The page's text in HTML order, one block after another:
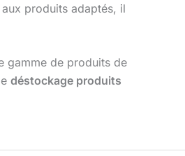
produits adaptés, il
gamme de produits de
déstockage produits